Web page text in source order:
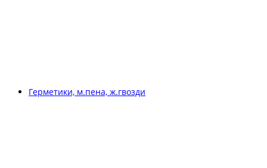
Герметики, м.пена, ж.гвозди